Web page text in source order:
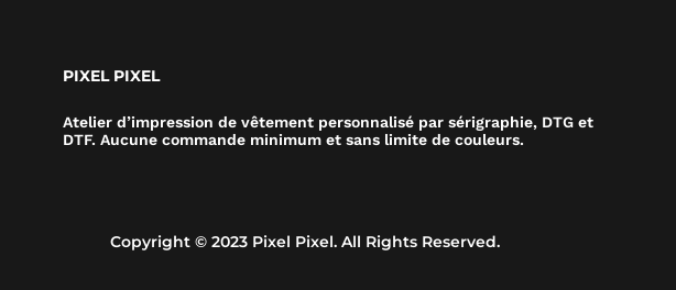
PIXEL PIXEL
Atelier d’impression de vêtement personnalisé par sérigraphie, DTG et
DTF. Aucune commande minimum et sans limite de couleurs.
Copyright © 2023 Pixel Pixel. All Rights Reserved.